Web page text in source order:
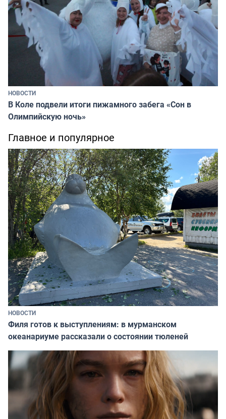
НОВОСТИ
В Коле подвели итоги пижамного забега «Сон в
Олимпийскую ночь»
Главное и популярное
НОВОСТИ
Филя готов к выступлениям: в мурманском
океанариуме рассказали о состоянии тюленей